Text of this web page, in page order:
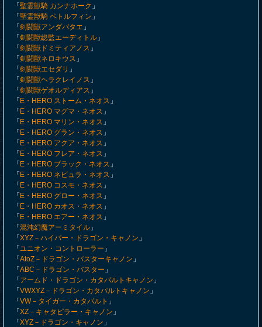
「 聖霊獣騎 カンナホーク 」
「 聖霊獣騎 ペトルフィン 」
「 剣闘獣アンダバタエ 」
「 剣闘獣総監エーディトル 」
「 剣闘獣ドミティアノス 」
「 剣闘獣ネロキウス 」
「 剣闘獣エセダリ 」
「 剣闘獣ヘラクレイノス 」
「 剣闘獣ゲオルディアス 」
「 E・HERO ストーム・ネオス 」
「 E・HERO マグマ・ネオス 」
「 E・HERO マリン・ネオス 」
「 E・HERO グラン・ネオス 」
「 E・HERO アクア・ネオス 」
「 E・HERO フレア・ネオス 」
「 E・HERO ブラック・ネオス 」
「 E・HERO ネビュラ・ネオス 」
「 E・HERO コスモ・ネオス 」
「 E・HERO グロー・ネオス 」
「 E・HERO カオス・ネオス 」
「 E・HERO エアー・ネオス 」
「 混沌幻魔アーミタイル 」
「 XYZ－ハイパー・ドラゴン・キャノン 」
「 ユニオン・コントローラー 」
「 AtoZ－ドラゴン・バスターキャノン 」
「 ABC－ドラゴン・バスター 」
「 アームド・ドラゴン・カタパルトキャノン 」
「 VWXYZ－ドラゴン・カタパルトキャノン 」
「 VW－タイガー・カタパルト 」
「 XZ－キャタピラー・キャノン 」
「 XYZ－ドラゴン・キャノン 」